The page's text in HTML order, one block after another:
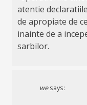
atentie
de apropiate de
inainte de a
sarbilor.
we says: